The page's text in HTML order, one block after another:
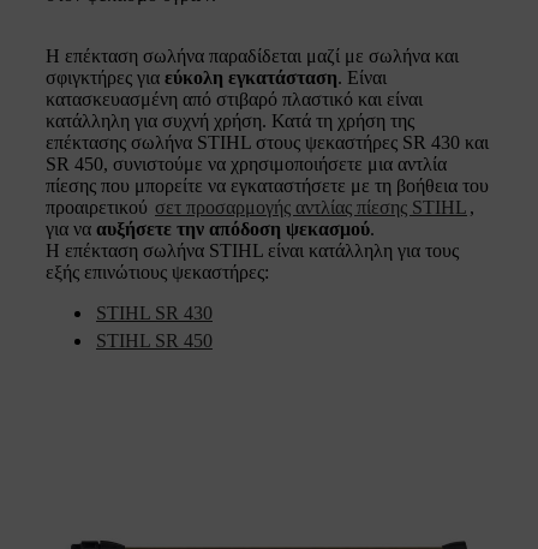
Η επέκταση σωλήνα παραδίδεται μαζί με σωλήνα και
σφιγκτήρες για εύκολη εγκατάσταση. Είναι
κατασκευασμένη από στιβαρό πλαστικό και είναι
κατάλληλη για συχνή χρήση. Κατά τη χρήση της
επέκτασης σωλήνα STIHL στους ψεκαστήρες SR 430 και
SR 450, συνιστούμε να χρησιμοποιήσετε μια αντλία
πίεσης που μπορείτε να εγκαταστήσετε με τη βοήθεια του
προαιρετικού σετ προσαρμογής αντλίας πίεσης STIHL ,
για να αυξήσετε την απόδοση ψεκασμού.
Η επέκταση σωλήνα STIHL είναι κατάλληλη για τους
εξής επινώτιους ψεκαστήρες:
STIHL SR 430
STIHL SR 450